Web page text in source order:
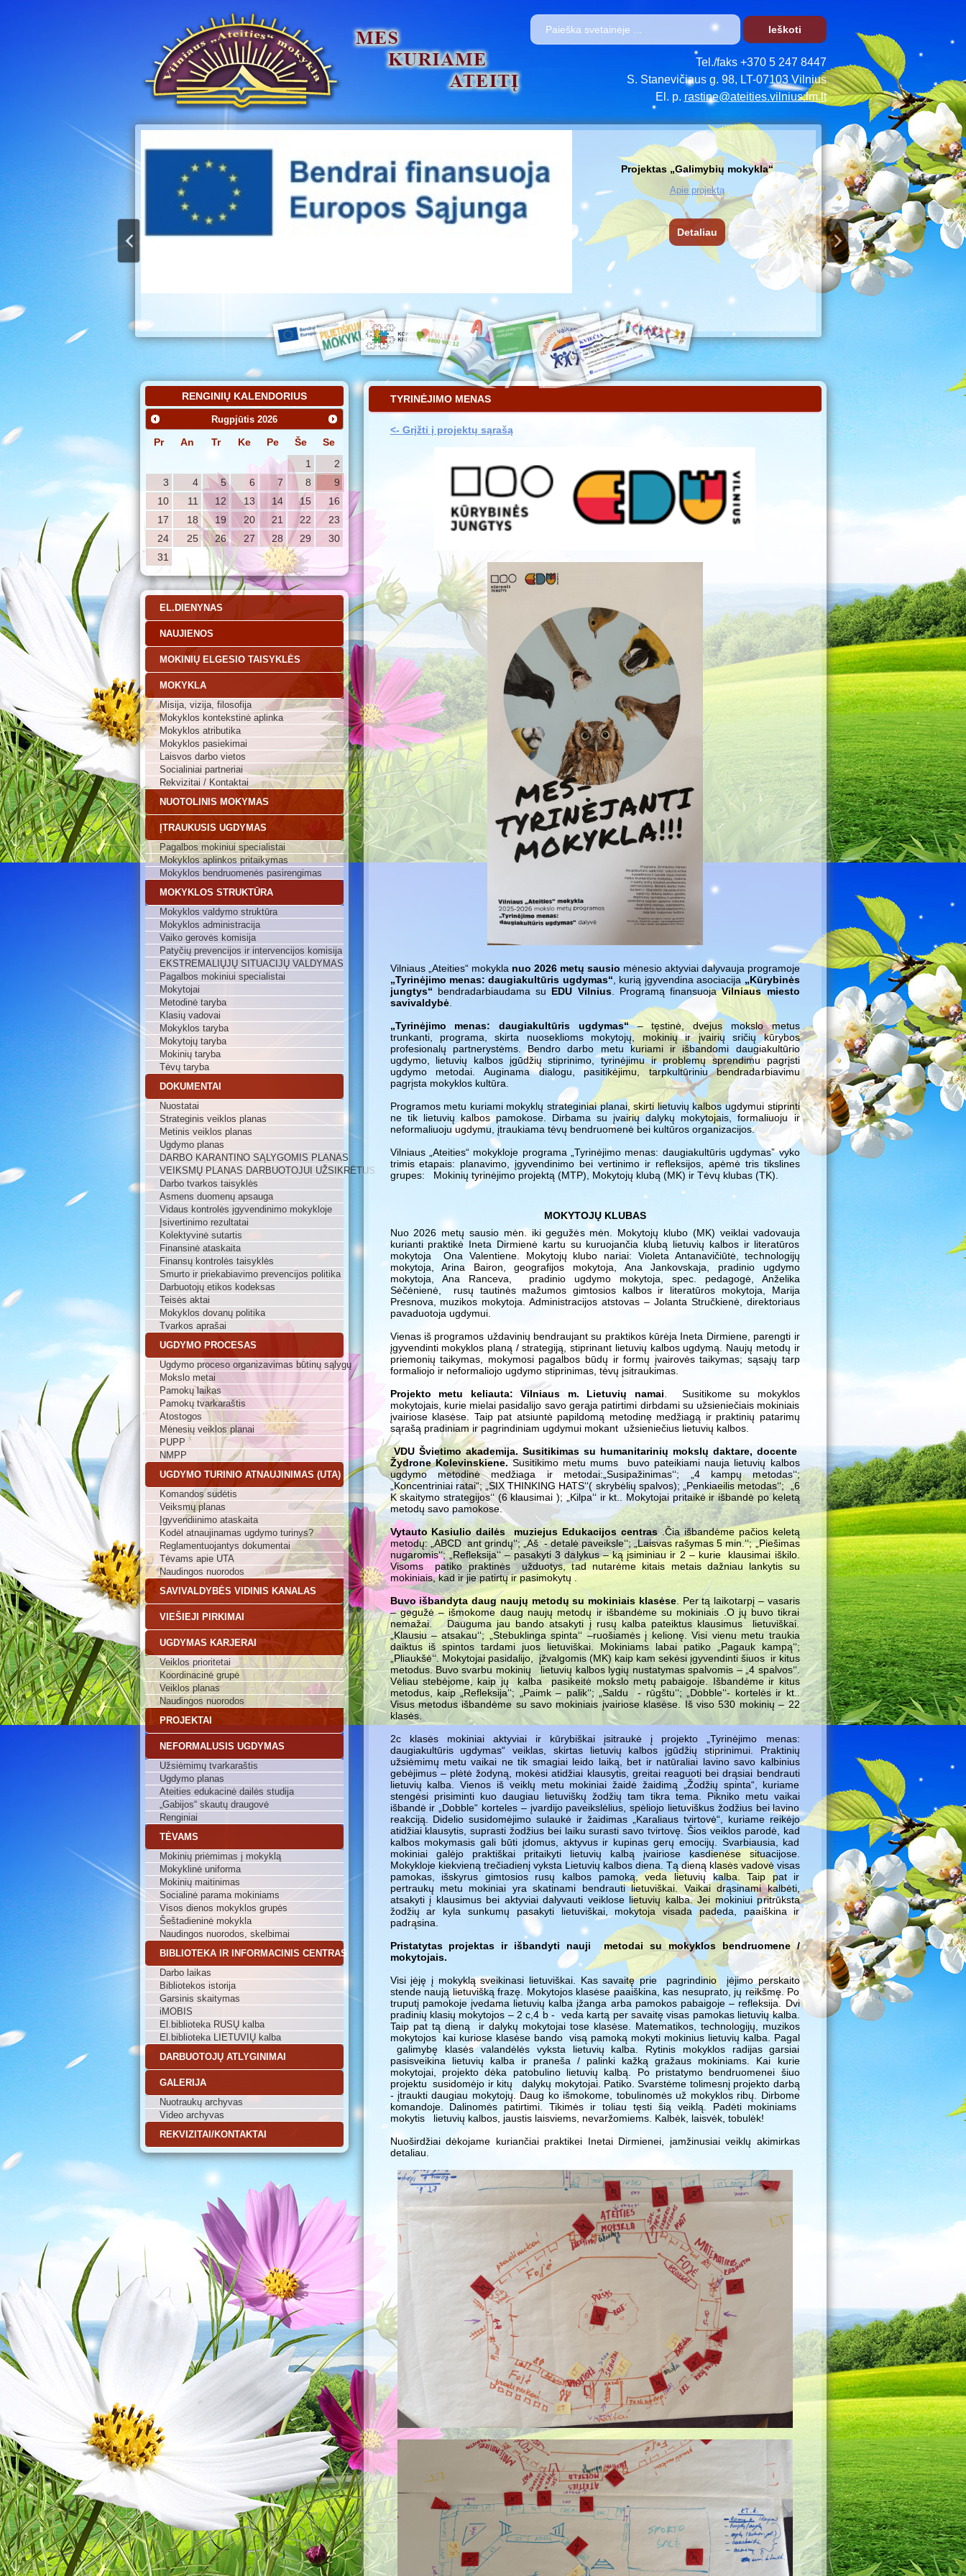
Tel./faks +370 5 247 8447
S. Stanevičiaus g. 98, LT-07103 Vilnius
El. p. rastine@ateities.vilnius.lm.lt
Projektas „Galimybių mokykla“
Apie projektą
RENGINIŲ KALENDORIUS
Rugpjūtis 2026
Pr An Tr Ke Pe Še
Se
1
2
3
4 5 6 7 8
9
10
11 12 13 14 15
16
17
18 19 20 21 22
23
24
25 26 27 28 29
30
31
EL.DIENYNAS
NAUJIENOS
MOKINIŲ ELGESIO TAISYKLĖS
MOKYKLA
Misija, vizija, filosofija
Mokyklos kontekstinė aplinka
Mokyklos atributika
Mokyklos pasiekimai
Laisvos darbo vietos
Socialiniai partneriai
Rekvizitai / Kontaktai
NUOTOLINIS MOKYMAS
ĮTRAUKUSIS UGDYMAS
Pagalbos mokiniui specialistai
Mokyklos aplinkos pritaikymas
Mokyklos bendruomenės pasirengimas
MOKYKLOS STRUKTŪRA
Mokyklos valdymo struktūra
Mokyklos administracija
Vaiko gerovės komisija
Patyčių prevencijos ir intervencijos komisija
EKSTREMALIŲJŲ SITUACIJŲ VALDYMAS
Pagalbos mokiniui specialistai
Mokytojai
Metodinė taryba
Klasių vadovai
Mokyklos taryba
Mokytojų taryba
Mokinių taryba
Tėvų taryba
DOKUMENTAI
Nuostatai
Strateginis veiklos planas
Metinis veiklos planas
Ugdymo planas
DARBO KARANTINO SĄLYGOMIS PLANAS
VEIKSMŲ PLANAS DARBUOTOJUI UŽSIKRĖTUS
Darbo tvarkos taisyklės
Asmens duomenų apsauga
Vidaus kontrolės įgyvendinimo mokykloje
Įsivertinimo rezultatai
Kolektyvinė sutartis
Finansinė ataskaita
Finansų kontrolės taisyklės
Smurto ir priekabiavimo prevencijos politika
Darbuotojų etikos kodeksas
Teisės aktai
Mokyklos dovanų politika
Tvarkos aprašai
UGDYMO PROCESAS
Ugdymo proceso organizavimas būtinų sąlygų
Mokslo metai
Pamokų laikas
Pamokų tvarkaraštis
Atostogos
Mėnesių veiklos planai
PUPP
NMPP
UGDYMO TURINIO ATNAUJINIMAS (UTA)
Komandos sudėtis
Veiksmų planas
Įgyvendiinimo ataskaita
Kodėl atnaujinamas ugdymo turinys?
Reglamentuojantys dokumentai
Tėvams apie UTA
Naudingos nuorodos
SAVIVALDYBĖS VIDINIS KANALAS
VIEŠIEJI PIRKIMAI
UGDYMAS KARJERAI
Veiklos prioritetai
Koordinacinė grupė
Veiklos planas
Naudingos nuorodos
PROJEKTAI
NEFORMALUSIS UGDYMAS
Užsiėmimų tvarkaraštis
Ugdymo planas
Ateities edukacinė dailės studija
„Gabijos“ skautų draugovė
Renginiai
TĖVAMS
Mokinių priėmimas į mokyklą
Mokyklinė uniforma
Mokinių maitinimas
Socialinė parama mokiniams
Visos dienos mokyklos grupės
Šeštadieninė mokykla
Naudingos nuorodos, skelbimai
BIBLIOTEKA IR INFORMACINIS CENTRAS
Darbo laikas
Bibliotekos istorija
Garsinis skaitymas
iMOBIS
El.biblioteka RUSŲ kalba
El.biblioteka LIETUVIŲ kalba
DARBUOTOJŲ ATLYGINIMAI
GALERIJA
Nuotraukų archyvas
Video archyvas
REKVIZITAI/KONTAKTAI
TYRINĖJIMO MENAS
<- Grįžti į projektų sąrašą
Vilniaus „Ateities“ mokykla nuo 2026 metų sausio mėnesio aktyviai dalyvauja programoje
„Tyrinėjimo menas: daugiakultūris ugdymas“ , kurią įgyvendina asociacija „Kūrybinės
jungtys“ bendradarbiaudama su EDU Vilnius. Programą finansuojaVilniaus miesto
savivaldybė.
„Tyrinėjimo menas: daugiakultūris ugdymas“– tęstinė, dvejus mokslo metus
trunkanti, programa, skirta nuoseklioms mokytojų, mokinių ir įvairių sričių kūrybos
profesionalų partnerystėms. Bendro darbo metu kuriami ir išbandomi daugiakultūrio
ugdymo, lietuvių kalbos įgūdžių stiprinimo, tyrinėjimu ir problemų sprendimu pagrįsti
ugdymo metodai. Auginama dialogu, pasitikėjimu, tarpkultūriniu bendradarbiavimu
pagrįsta mokyklos kultūra.
Programos metu kuriami mokyklų strateginiai planai, skirti lietuvių kalbos ugdymui stiprinti
ne tik lietuvių kalbos pamokose. Dirbama su įvairių dalykų mokytojais, formaliuoju ir
neformaliuoju ugdymu, įtraukiama tėvų bendruomenė bei kultūros organizacijos.
Vilniaus „Ateities“ mokykloje programa „Tyrinėjimo menas: daugiakultūris ugdymas” vyko
trimis etapais: planavimo, įgyvendinimo bei vertinimo ir refleksijos, apėmė tris tikslines
grupes: Mokinių tyrinėjimo projektą (MTP), Mokytojų klubą (MK) ir Tėvų klubas (TK).
MOKYTOJŲ KLUBAS
Nuo 2026 metų sausio mėn. iki gegužės mėn. Mokytojų klubo (MK) veiklai vadovauja
kurianti praktikė Ineta Dirmienė kartu su kuruojančia klubą lietuvių kalbos ir literatūros
mokytoja Ona Valentiene. Mokytojų klubo nariai: Violeta Antanavičiūtė, technologijų
mokytoja, Arina Bairon, geografijos mokytoja, Ana Jankovskaja, pradinio ugdymo
mokytoja, Ana Ranceva, pradinio ugdymo mokytoja, spec. pedagogė, Anželika
Sėčėnienė, rusų tautinės mažumos gimtosios kalbos ir literatūros mokytoja, Marija
Presnova, muzikos mokytoja. Administracijos atstovas – Jolanta Stručkienė, direktoriaus
pavaduotoja ugdymui.
Vienas iš programos uždavinių bendraujant su praktikos kūrėja Ineta Dirmiene, parengti ir
įgyvendinti mokyklos planą / strategiją, stiprinant lietuvių kalbos ugdymą. Naujų metodų ir
priemonių taikymas, mokymosi pagalbos būdų ir formų įvairovės taikymas; sąsajų tarp
formaliojo ir neformaliojo ugdymo stiprinimas, tėvų įsitraukimas.
Projekto metu keliauta: Vilniaus m. Lietuvių namai . Susitikome su mokyklos
mokytojais, kurie mielai pasidalijo savo gerąja patirtimi dirbdami su užsieniečiais mokiniais
įvairiose klasėse. Taip pat atsiuntė papildomą metodinę medžiagą ir praktinių patarimų
sąrašą pradiniam ir pagrindiniam ugdymui mokant užsieniečius lietuvių kalbos.
VDU Švietimo akademija. Susitikimas su humanitarinių mokslų daktare, docente
Žydrone Kolevinskiene.Susitikimo metu mums buvo pateikiami nauja lietuvių kalbos
ugdymo metodinė medžiaga ir metodai:„Susipažinimas‘‘; „4 kampų metodas‘‘;
„Koncentriniai ratai“; „SIX THINKING HATS‘‘( skrybėlių spalvos); „Penkiaeilis metodas‘‘; „6
K skaitymo strategijos‘‘ (6 klausimai ); „Kilpa‘‘ ir kt.. Mokytojai pritaikė ir išbandė po keletą
metodų savo pamokose.
Vytauto Kasiulio dailės muziejus Edukacijos centras.Čia išbandėme pačios keletą
metodų: „ABCD ant grindų‘‘; „Aš - detalė paveiksle‘‘; „Laisvas rašymas 5 min.‘‘; „Piešimas
nugaromis‘‘; „Refleksija‘‘ – pasakyti 3 dalykus – ką įsiminiau ir 2 – kurie klausimai iškilo.
Visoms patiko praktinės užduotys, tad nutarėme kitais metais dažniau lankytis su
mokiniais, kad ir jie patirtų ir pasimokytų .
Buvo išbandyta daug naujų metodų su mokiniais klasėse. Per tą laikotarpį – vasaris
– gegužė – išmokome daug naujų metodų ir išbandėme su mokiniais .O jų buvo tikrai
nemažai. Dauguma jau bando atsakyti į rusų kalba pateiktus klausimus lietuviškai.
„Klausiu – atsakau‘‘; „Stebuklinga spinta‘‘ –ruošiamės į kelionę. Visi vienu metu traukia
daiktus iš spintos tardami juos lietuviškai. Mokiniams labai patiko „Pagauk kampą‘‘;
„Pliaukšė‘‘. Mokytojai pasidalijo, įžvalgomis (MK) kaip kam sekėsi įgyvendinti šiuos ir kitus
metodus. Buvo svarbu mokinių lietuvių kalbos lygių nustatymas spalvomis – „4 spalvos‘‘.
Vėliau stebėjome, kaip jų kalba pasikeitė mokslo metų pabaigoje. Išbandėme ir kitus
metodus, kaip „Refleksija‘‘; „Paimk – palik‘‘; „Saldu - rūgštu‘‘; „Dobble‘‘- kortelės ir kt..
Visus metodus išbandėme su savo mokiniais įvairiose klasėse. Iš viso 530 mokinių – 22
klasės.
2c klasės mokiniai aktyviai ir kūrybiškai įsitraukė į projekto „Tyrinėjimo menas:
daugiakultūris ugdymas“ veiklas, skirtas lietuvių kalbos įgūdžių stiprinimui. Praktinių
užsiėmimų metu vaikai ne tik smagiai leido laiką, bet ir natūraliai lavino savo kalbinius
gebėjimus – plėtė žodyną, mokėsi atidžiai klausytis, greitai reaguoti bei drąsiai bendrauti
lietuvių kalba. Vienos iš veiklų metu mokiniai žaidė žaidimą „Žodžių spinta“, kuriame
stengėsi prisiminti kuo daugiau lietuviškų žodžių tam tikra tema. Pikniko metu vaikai
išbandė ir „Dobble“ korteles – įvardijo paveikslėlius, spėliojo lietuviškus žodžius bei lavino
reakciją. Didelio susidomėjimo sulaukė ir žaidimas „Karaliaus tvirtovė“, kuriame reikėjo
atidžiai klausytis, suprasti žodžius bei laiku surasti savo tvirtovę. Šios veiklos parodė, kad
kalbos mokymasis gali būti įdomus, aktyvus ir kupinas gerų emocijų. Svarbiausia, kad
mokiniai galėjo praktiškai pritaikyti lietuvių kalbą įvairiose kasdienėse situacijose.
Mokykloje kiekvieną trečiadienį vyksta Lietuvių kalbos diena. Tą dieną klasės vadovė visas
pamokas, išskyrus gimtosios rusų kalbos pamoką, veda lietuvių kalba. Taip pat ir
pertraukų metu mokiniai yra skatinami bendrauti lietuviškai. Vaikai drąsinami kalbėti,
atsakyti į klausimus bei aktyviai dalyvauti veiklose lietuvių kalba. Jei mokiniui pritrūksta
žodžių ar kyla sunkumų pasakyti lietuviškai, mokytoja visada padeda, paaiškina ir
padrąsina.
Pristatytas projektas ir išbandyti nauji metodai su mokyklos
bendruomene /
mokytojais.
Visi įėję į mokyklą sveikinasi lietuviškai. Kas savaitę prie pagrindinio įėjimo perskaito
stende naują lietuvišką frazę. Mokytojos klasėse paaiškina, kas nesuprato, jų reikšmę. Po
truputį pamokoje įvedama lietuvių kalba įžanga arba pamokos pabaigoje – refleksija. Dvi
pradinių klasių mokytojos – 2 c,4 b - veda kartą per savaitę visas pamokas lietuvių kalba.
Taip pat tą dieną ir dalykų mokytojai tose klasėse. Matematikos, technologijų, muzikos
mokytojos kai kuriose klasėse bando visą pamoką mokyti mokinius lietuvių kalba. Pagal
galimybę klasės valandėlės vyksta lietuvių kalba. Rytinis mokyklos radijas garsiai
pasisveikina lietuvių kalba ir praneša / palinki kažką gražaus mokiniams. Kai kurie
mokytojai, projekto dėka patobulino lietuvių kalbą. Po pristatymo bendruomenei šiuo
projektu susidomėjo ir kitų dalykų mokytojai. Patiko. Svarstėme tolimesnį projekto darbą
- įtraukti daugiau mokytojų. Daug ko išmokome, tobulinomės už mokyklos ribų. Dirbome
komandoje. Dalinomės patirtimi. Tikimės ir toliau tęsti šią veiklą. Padėti mokiniams
mokytis lietuvių kalbos, jaustis laisviems, nevaržomiems. Kalbėk, laisvėk, tobulėk!
Nuoširdžiai dėkojame kuriančiai praktikei Inetai Dirmienei, įamžinusiai veiklų akimirkas
detaliau.